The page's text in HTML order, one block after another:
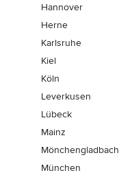
Hannover
Herne
Karlsruhe
Kiel
Köln
Leverkusen
Lübeck
Mainz
Mönchen­gladbach
München